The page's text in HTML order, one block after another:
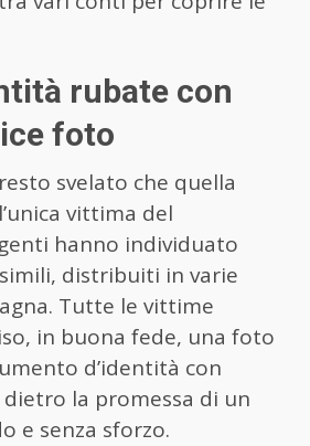
rubate con
foto
svelato che quella
vittima del
hanno individuato
distribuiti in varie
Tutte le vittime
in buona fede, una foto
d’identità con
dietro la promessa di un
e senza sforzo.